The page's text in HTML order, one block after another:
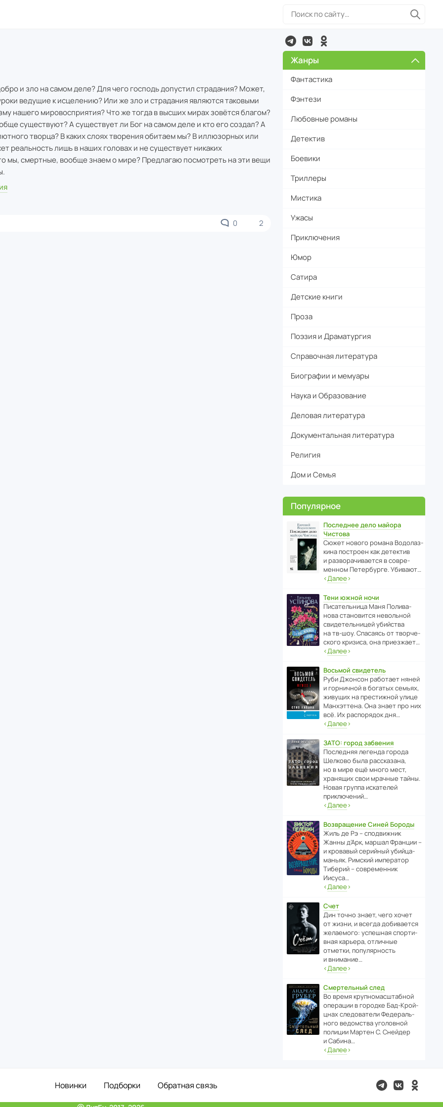
и зло на самом деле? Для чего господь допустил страдания? Может,
ведущие к исцелению? Или же зло и страдания являются таковыми
нашего мировосприятия? Что же тогда в высших мирах зовётся благом?
существуют? А существует ли Бог на самом деле и кто его создал? А
творца? В каких слоях творения обитаем мы? В иллюзорных или
реальность лишь в наших головах и не существует никаких
мы, смертные, вообще знаем о мире? Предлагаю посмотреть на эти вещи
0 2
Жанры
Фантастика
Фэнтези
Любовные романы
Детектив
Боевики
Триллеры
Мистика
Ужасы
Приключения
Юмор
Сатира
Детские книги
Проза
Поэзия и Драматургия
Справочная литература
Биографии и мемуары
Наука и Образование
Деловая литература
Документальная литература
Религия
Дом и Семья
Популярное
Последнее дело майора
Чистова
Сюжет нового романа Водо­ла­з­
кина пост­роен как дете­ктив
и разво­ра­чи­ва­ется в совре­
менном Пете­р­бурге. Убивают…
‹Далее›
Тени южной ночи
Писа­тель­ница Маня Поли­ва­
нова стано­вится невольной
свиде­тель­ницей убийства
на тв-шоу. Спасаясь от твор­че­
с­кого кризиса, она приезжает…
‹Далее›
Восьмой свидетель
Руби Джонсон рабо­тает няней
и горни­чной в богатых семьях,
живущих на прес­ти­жной улице
Манх­эт­тена. Она знает про них
всё. Их распо­рядок дня…
‹Далее›
ЗАТО: город забвения
После­дняя легенда города
Шелково была расска­зана,
но в мире ещё много мест,
хранящих свои мрачные тайны.
Новая группа иска­телей
приключений…
‹Далее›
Возвращение Синей Бороды
Жиль де Рэ – спод­ви­жник
Жанны д’Арк, маршал Франции –
и кровавый серийный убийца-
маньяк. Римский импе­ратор
Тиберий – совре­менник
Иисуса…
‹Далее›
Счет
Дин точно знает, чего хочет
от жизни, и всегда доби­ва­ется
жела­е­мого: успе­шная спор­ти­
вная карьера, отли­чные
отметки, попу­ля­р­ность
и внимание…
‹Далее›
Смертельный след
Во время круп­но­мас­ш­та­бной
операции в городке Бад‑Крой­
цнах следо­ва­тели Феде­раль­
ного ведомства уголо­вной
полиции Мартен С. Снейдер
и Сабина…
‹Далее›
Новинки Подборки Обратная связь